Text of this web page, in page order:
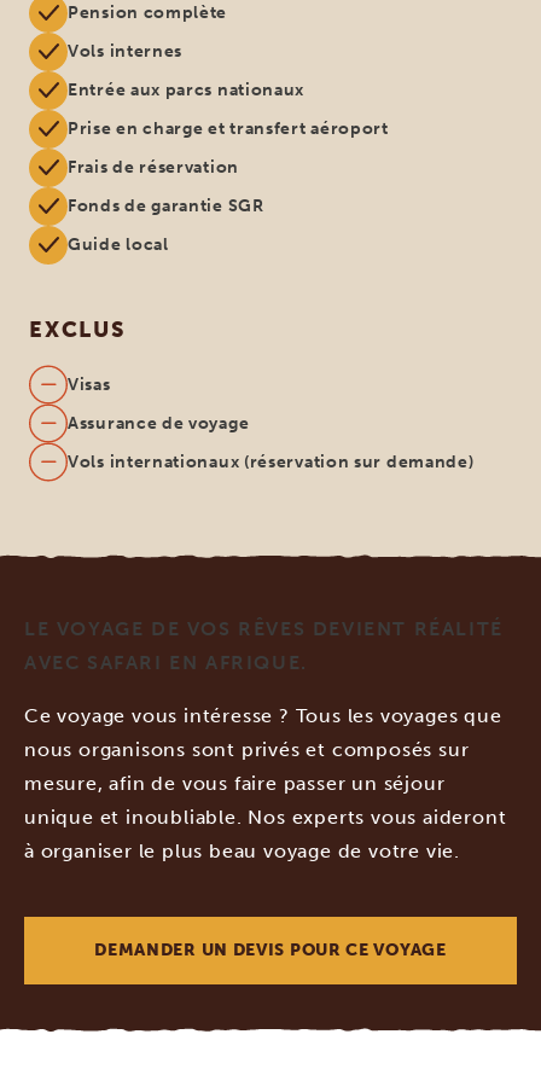
Pension complète
Vols internes
Entrée aux parcs nationaux
Prise en charge et transfert aéroport
Frais de réservation
Fonds de garantie SGR
Guide local
EXCLUS
Visas
Assurance de voyage
Vols internationaux (réservation sur demande)
LE VOYAGE DE VOS RÊVES DEVIENT RÉALITÉ
AVEC SAFARI EN AFRIQUE.
Ce voyage vous intéresse ? Tous les voyages que
nous organisons sont privés et composés sur
mesure, afin de vous faire passer un séjour
unique et inoubliable. Nos experts vous aideront
à organiser le plus beau voyage de votre vie.
DEMANDER UN DEVIS POUR CE VOYAGE